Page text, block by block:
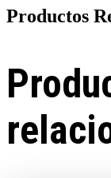
Productos